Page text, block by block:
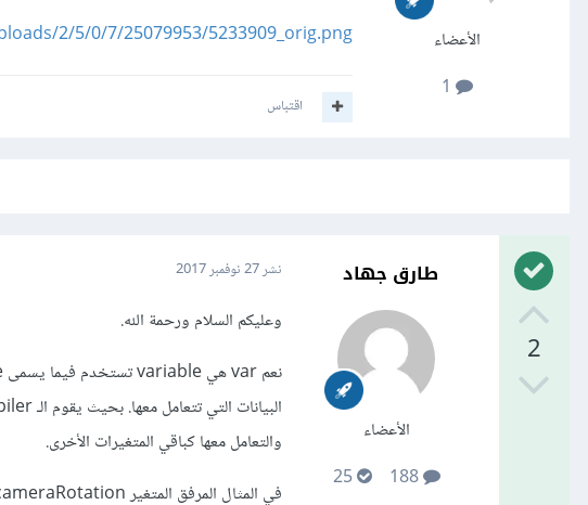
الأعضاء
2/5/0/7/25079953/5233909_orig.png
اقتباس
2
طارق جهاد
الأعضاء
188
25
نشر27 نوفمبر 2017
وعليكم السلام ورحمة الله.
والتعامل معها كباقي المتغيرات الأخرى.